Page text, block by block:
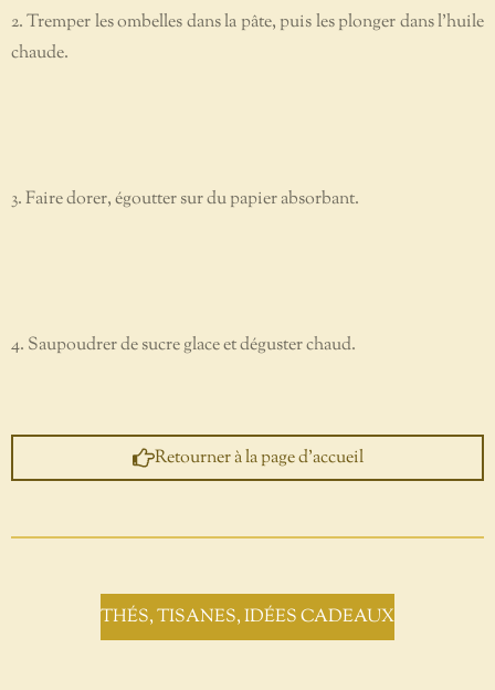
2. Tremper les ombelles dans la pâte, puis les plonger dans l’huile
chaude.
3. Faire dorer, égoutter sur du papier absorbant.
4. Saupoudrer de sucre glace et déguster chaud.
Retourner à la page d'accueil
THÉS, TISANES, IDÉES CADEAUX